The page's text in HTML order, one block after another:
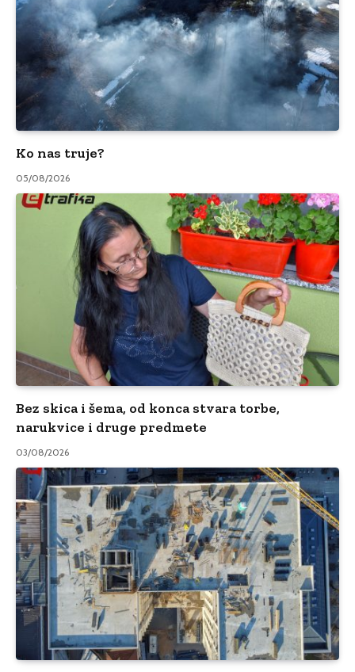
Ko nas truje?
05/08/2026
Bez skica i šema, od konca stvara torbe,
narukvice i druge predmete
03/08/2026